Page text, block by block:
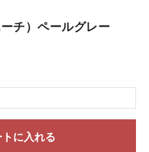
チ）ペールグレー